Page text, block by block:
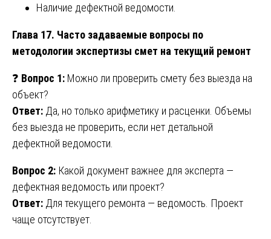
Наличие дефектной ведомости.
Глава 17. Часто задаваемые вопросы по
методологии экспертизы смет на текущий ремонт
❓ Вопрос 1: Можно ли проверить смету без выезда на
объект?
Ответ: Да, но только арифметику и расценки. Объемы
без выезда не проверить, если нет детальной
дефектной ведомости.
Вопрос 2: Какой документ важнее для эксперта —
дефектная ведомость или проект?
Ответ: Для текущего ремонта — ведомость. Проект
чаще отсутствует.